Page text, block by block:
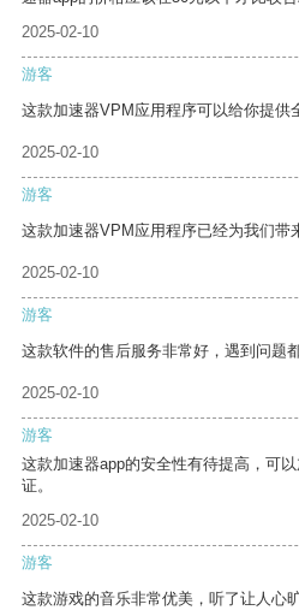
2025-02-10
游客
这款加速器VPM应用程序可以给你提供
2025-02-10
游客
这款加速器VPM应用程序已经为我们带
2025-02-10
游客
这款软件的售后服务非常好，遇到问题
2025-02-10
游客
这款加速器app的安全性有待提高，可
证。
2025-02-10
游客
这款游戏的音乐非常优美，听了让人心旷